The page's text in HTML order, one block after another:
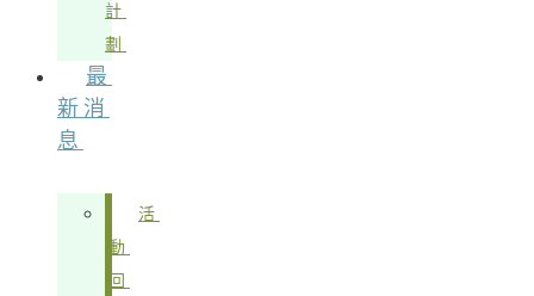
計
劃
最
新消
息
活
動
回